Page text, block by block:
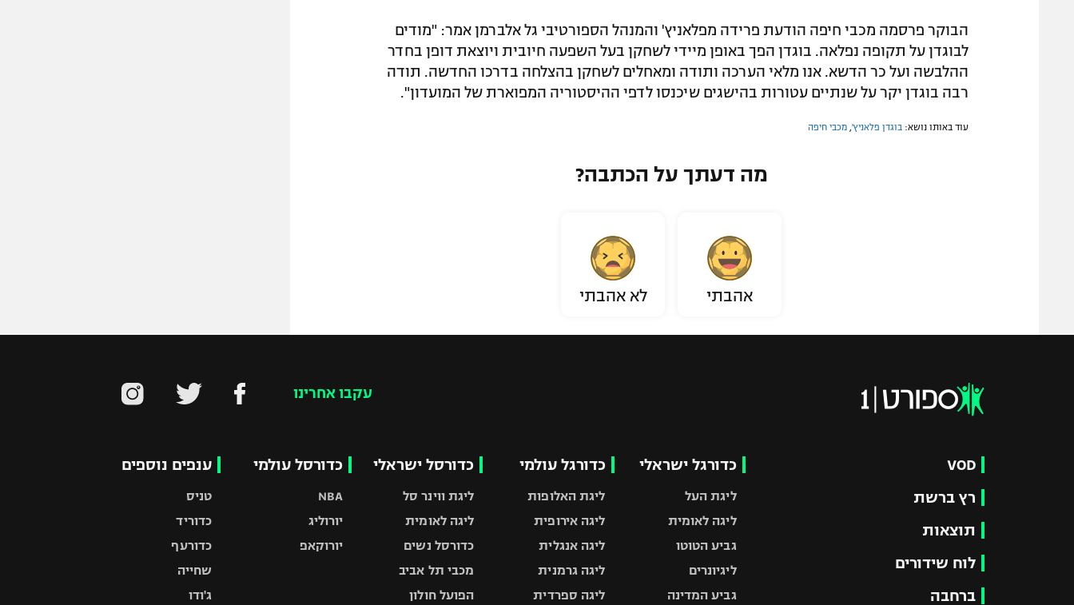
הבוקר פרסמה מכבי חיפה הודעת פרידה מפלאניץ' והמנהל הספורטיבי גל אלברמן אמר: "מודים
לבוגדן על תקופה נפלאה. בוגדן הפך באופן מיידי לשחקן בעל השפעה חיובית ויוצאת דופן בחדר
ההלבשה ועל כר הדשא. אנו מלאי הערכה ותודה ומאחלים לשחקן בהצלחה בדרכו החדשה. תודה
רבה בוגדן יקר על שנתיים עטורות בהישגים שיכנסו לדפי ההיסטוריה המפוארת של המועדון".
עוד באותו נושא: בוגדן פלאניץ' מכבי חיפה
מה דעתך על הכתבה?
אהבתי לא אהבתי
עקבו אחרינו
VOD
רץ ברשת
תוצאות
לוח שידורים
ברחבה
כדורגל ישראלי
ליגת העל
ליגה לאומית
גביע הטוטו
ליגיונרים
גביע המדינה
כדורגל עולמי
ליגת האלופות
ליגה אירופית
ליגה אנגלית
ליגה גרמנית
ליגה ספרדית
כדורסל ישראלי
ליגת ווינר סל
ליגה לאומית
כדורסל נשים
מכבי תל אביב
הפועל חולון
כדורסל עולמי
NBA
יורוליג
יורוקאפ
ענפים נוספים
טניס
כדוריד
כדורעף
שחייה
ג'ודו